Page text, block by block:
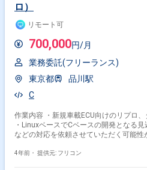
ロ）
リモート可
700,000円/月
業務委託(フリーランス)
東京都
品川駅
C
作業内容 ・新規車載ECU向けのリプロ
・LinuxベースでCベースの開発となる
などの対応を依頼させていただく可能性
4年前・ 提供元: フリコン